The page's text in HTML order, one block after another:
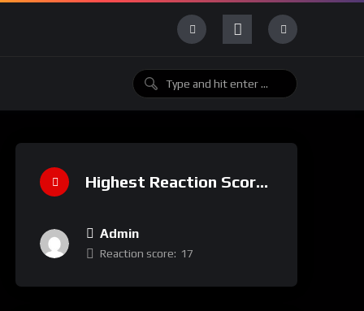
Highest Reaction Score
Admin
Reaction score: 17